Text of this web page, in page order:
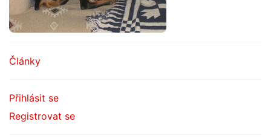
Články
Přihlásit se
Registrovat se